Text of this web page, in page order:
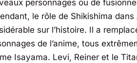
personnages ou de
le rôle de Shikishima dans
sur l’histoire. Il a
de l’anime, tous
Isayama. Levi, Reiner et le